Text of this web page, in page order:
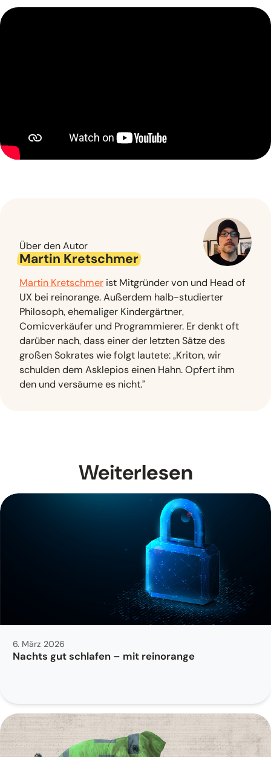
Über den Autor
Martin Kretschmer
Martin Kretschmer ist Mitgründer von und Head of
UX bei reinorange. Außerdem halb-studierter
Philosoph, ehemaliger Kindergärtner,
Comicverkäufer und Programmierer. Er denkt oft
darüber nach, dass einer der letzten Sätze des
großen Sokrates wie folgt lautete: „Kriton, wir
schulden dem Asklepios einen Hahn. Opfert ihm
den und versäume es nicht.”
Weiterlesen
6. März 2026
Nachts gut schlafen – mit reinorange